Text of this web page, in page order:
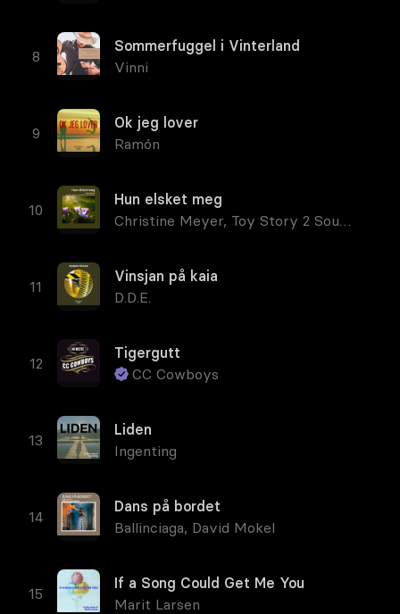
Sommerfuggel i Vinterland
Vinni
Ok jeg lover
Ramón
Hun elsket meg
Christine Meyer, Toy Story 2 Soundtrack
Vinsjan på kaia
D.D.E.
Tigergutt
CC Cowboys
Liden
Ingenting
Dans på bordet
Ballinciaga, David Mokel
If a Song Could Get Me You
Marit Larsen